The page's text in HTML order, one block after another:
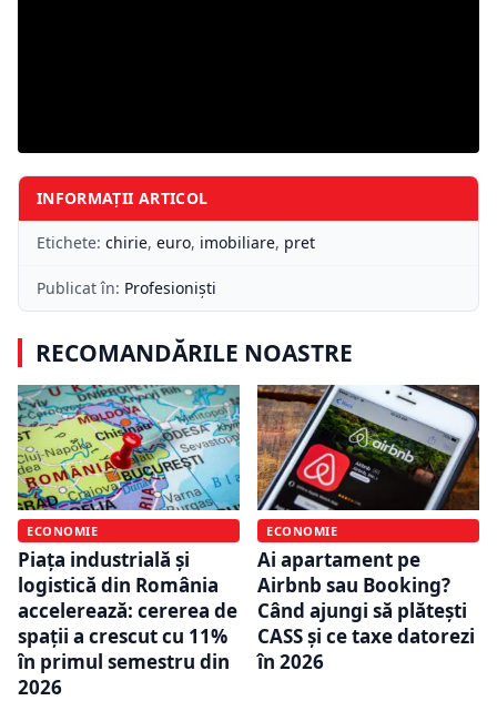
INFORMAȚII ARTICOL
Etichete: chirie, euro, imobiliare, pret
Publicat în: Profesioniști
RECOMANDĂRILE NOASTRE
ECONOMIE
Piața industrială și
logistică din România
accelerează: cererea de
spații a crescut cu 11%
în primul semestru din
2026
ECONOMIE
Ai apartament pe
Airbnb sau Booking?
Când ajungi să plătești
CASS și ce taxe datorezi
în 2026